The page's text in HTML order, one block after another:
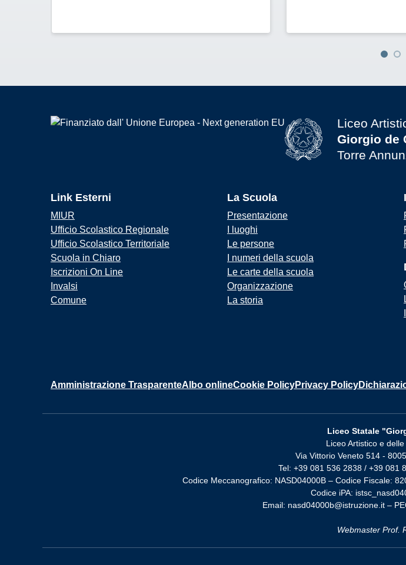
Liceo
Giorgio de
Torre
Link Esterni
MIUR
Ufficio Scolastico Regionale
Ufficio Scolastico Territoriale
Scuola in Chiaro
Iscrizioni On Line
Invalsi
Comune
La Scuola
Presentazione
I luoghi
Le persone
I numeri della scuola
Le carte della scuola
Organizzazione
La storia
Amministrazione TrasparenteAlbo onlineCookie PolicyPrivacy Policy
Liceo Statale
Liceo Artistico e
Via Vittorio Veneto 514 -
Tel: +39 081 536 2838 / +39 081
Codice Meccanografico: NASD04000B – Codice Fiscale:
Codice iPA:
Email: nasd04000b@istruzione.it –
Webmaster Prof.